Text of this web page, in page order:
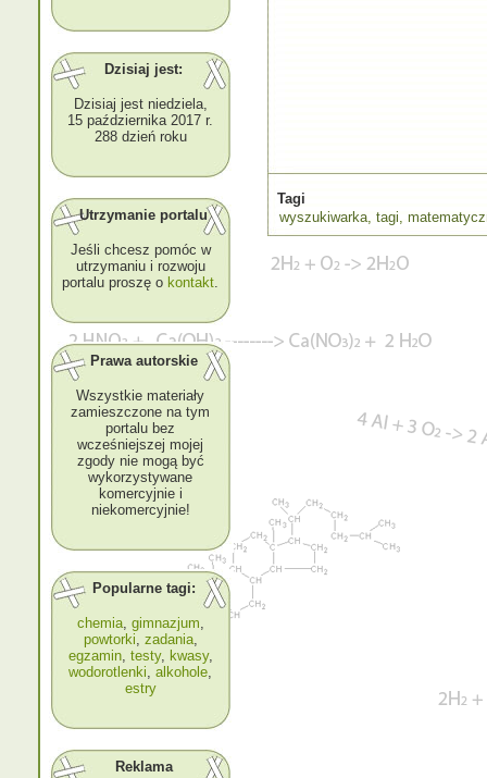
Dzisiaj jest:
Dzisiaj jest niedziela,
15 października 2017 r.
288 dzień roku
Utrzymanie portalu
Jeśli chcesz pomóc w
utrzymaniu i rozwoju
portalu proszę o kontakt.
Prawa autorskie
Wszystkie materiały
zamieszczone na tym
portalu bez
wcześniejszej mojej
zgody nie mogą być
wykorzystywane
komercyjnie i
niekomercyjnie!
Popularne tagi:
chemia, gimnazjum,
powtorki, zadania,
egzamin, testy, kwasy,
wodorotlenki, alkohole,
estry
Reklama
Tagi
wyszukiwarka, tagi,